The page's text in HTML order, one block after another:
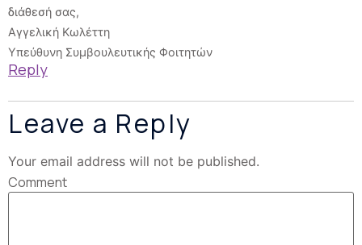
διάθεσή σας,
Αγγελική Κωλέττη
Υπεύθυνη Συμβουλευτικής Φοιτητών
Reply
Leave a Reply
Your email address will not be published.
Comment